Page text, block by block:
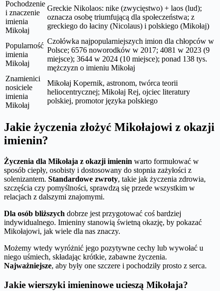
Pochodzenie
i znaczenie
imienia
Mikołaj
Greckie Nikolaos: nike (zwycięstwo) + laos (lud);
oznacza osobę triumfującą dla społeczeństwa; z
greckiego do łaciny (Nicolaus) i polskiego (Mikołaj)
Popularność
imienia
Mikołaj
Czołówka najpopularniejszych imion dla chłopców w
Polsce; 6576 noworodków w 2017; 4081 w 2023 (9
miejsce); 3644 w 2024 (10 miejsce); ponad 138 tys.
mężczyzn o imieniu Mikołaj
Znamienici
nosiciele
imienia
Mikołaj
Mikołaj Kopernik, astronom, twórca teorii
heliocentrycznej; Mikołaj Rej, ojciec literatury
polskiej, promotor języka polskiego
Jakie życzenia złożyć Mikołajowi z okazji
imienin?
Życzenia dla Mikołaja z okazji imienin warto formułować w
sposób ciepły, osobisty i dostosowany do stopnia zażyłości z
solenizantem. Standardowe zwroty, takie jak życzenia zdrowia,
szczęścia czy pomyślności, sprawdzą się przede wszystkim w
relacjach z dalszymi znajomymi.
Dla osób bliższych dobrze jest przygotować coś bardziej
indywidualnego. Imieniny stanowią świetną okazję, by pokazać
Mikołajowi, jak wiele dla nas znaczy.
Możemy wtedy wyróżnić jego pozytywne cechy lub wywołać u
niego uśmiech, składając krótkie, zabawne życzenia.
Najważniejsze, aby były one szczere i pochodziły prosto z serca.
Jakie wierszyki imieninowe ucieszą Mikołaja?